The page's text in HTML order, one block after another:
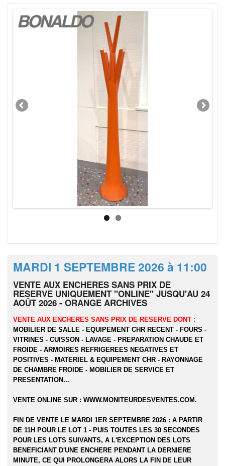
MARDI 1 SEPTEMBRE 2026 à 11:00
VENTE AUX ENCHERES SANS PRIX DE
RESERVE UNIQUEMENT "ONLINE" JUSQU'AU 24
AOÛT 2026 - ORANGE ARCHIVES
VENTE AUX ENCHERES SANS PRIX DE RESERVE DONT :
MOBILIER DE SALLE - EQUIPEMENT CHR RECENT - FOURS -
VITRINES - CUISSON - LAVAGE - PREPARATION CHAUDE ET
FROIDE - ARMOIRES REFRIGEREES NEGATIVES ET
POSITIVES - MATERIEL & EQUIPEMENT CHR - RAYONNAGE
DE CHAMBRE FROIDE - MOBILIER DE SERVICE ET
PRESENTATION...
VENTE ONLINE SUR : WWW.MONITEURDESVENTES.COM.
FIN DE VENTE LE MARDI 1ER SEPTEMBRE 2026 : A PARTIR
DE 11H POUR LE LOT 1 - PUIS TOUTES LES 30 SECONDES
POUR LES LOTS SUIVANTS, A L'EXCEPTION DES LOTS
BENEFICIANT D'UNE ENCHERE PENDANT LA DERNIERE
MINUTE, CE QUI PROLONGERA ALORS LA FIN DE LEUR